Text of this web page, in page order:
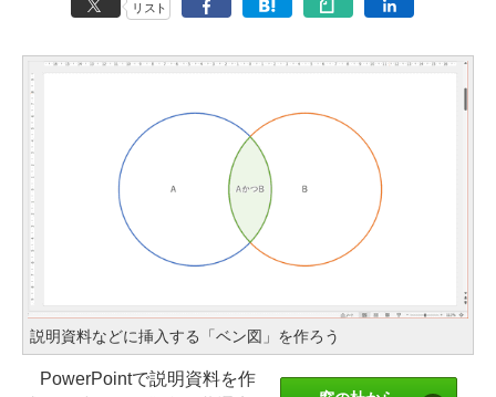
リスト
説明資料などに挿入する「ベン図」を作ろう
PowerPointで説明資料を作